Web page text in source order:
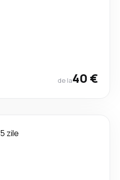
de la40 €
5 zile